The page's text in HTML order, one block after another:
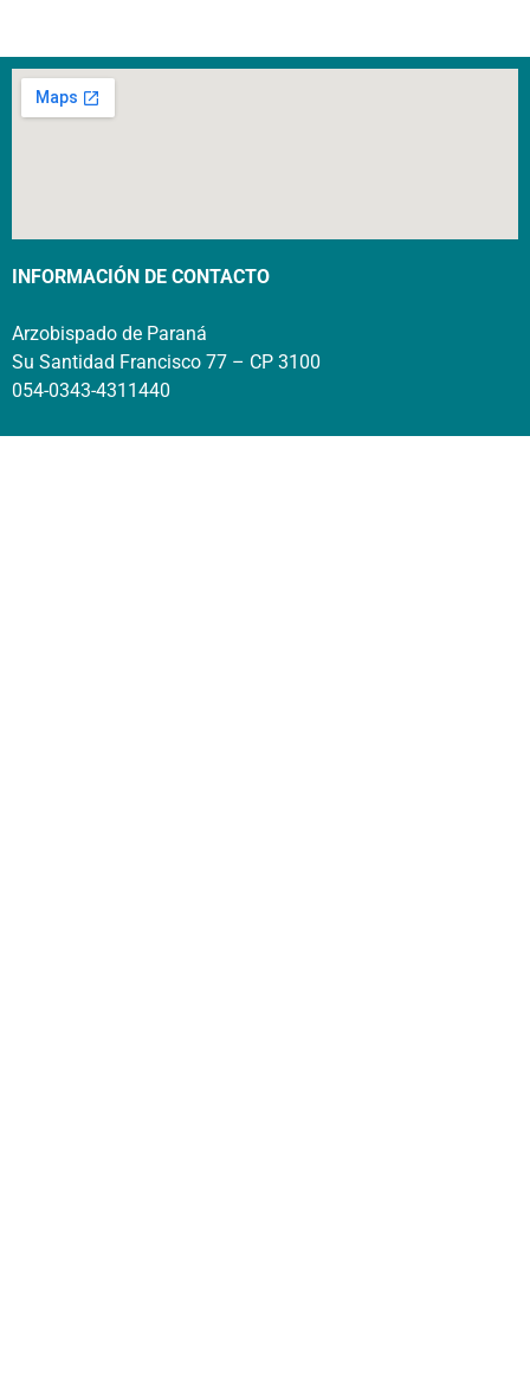
INFORMACIÓN DE CONTACTO
Arzobispado de Paraná
Su Santidad Francisco 77 – CP 3100
054-0343-4311440